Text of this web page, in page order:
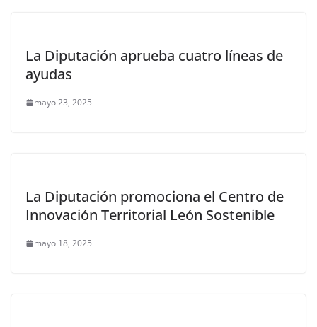
La Diputación aprueba cuatro líneas de
ayudas
mayo 23, 2025
La Diputación promociona el Centro de
Innovación Territorial León Sostenible
mayo 18, 2025